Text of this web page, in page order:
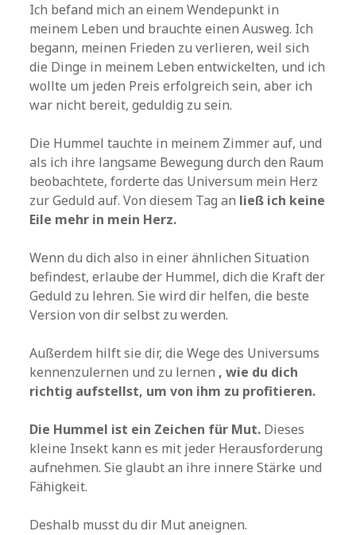
Ich befand mich an einem Wendepunkt in
meinem Leben und brauchte einen Ausweg. Ich
begann, meinen Frieden zu verlieren, weil sich
die Dinge in meinem Leben entwickelten, und ich
wollte um jeden Preis erfolgreich sein, aber ich
war nicht bereit, geduldig zu sein.
Die Hummel tauchte in meinem Zimmer auf, und
als ich ihre langsame Bewegung durch den Raum
beobachtete, forderte das Universum mein Herz
zur Geduld auf. Von diesem Tag an ließ ich keine
Eile mehr in mein Herz.
Wenn du dich also in einer ähnlichen Situation
befindest, erlaube der Hummel, dich die Kraft der
Geduld zu lehren. Sie wird dir helfen, die beste
Version von dir selbst zu werden.
Außerdem hilft sie dir, die Wege des Universums
kennenzulernen und zu lernen , wie du dich
richtig aufstellst, um von ihm zu profitieren.
Die Hummel ist ein Zeichen für Mut. Dieses
kleine Insekt kann es mit jeder Herausforderung
aufnehmen. Sie glaubt an ihre innere Stärke und
Fähigkeit.
Deshalb musst du dir Mut aneignen.